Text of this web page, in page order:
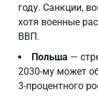
году. Санкции,
хотя военные
ВВП.
Польша —
2030-му может
3-процентного